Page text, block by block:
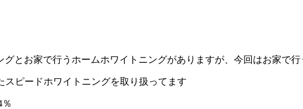
とお家で行うホームホワイトニングがありますが、今回はお家で
ピードホワイトニングを取り扱ってます